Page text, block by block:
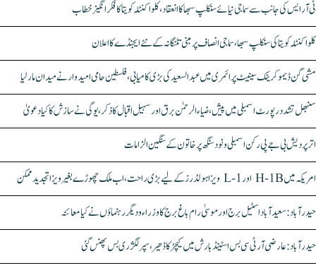
ٹی آر ایس کی جانب سے سماجی نیائے سنکلپ سبھا کا انعقاد، کلواکنٹلہ کویتا کا فکر انگیز خطاب
کلواکنٹلہ کویتا کی سنکلپ سبھا، سماجی انصاف پر مبنی تلنگانہ کے نئے ایجنڈے کا اعلان
مشی گن ڈیموکریٹک سینیٹ پرائمری میں عبدالسعید کی بڑی کامیابی، فلسطین حامی امیدوار نے میدان مار لیا
سنبھل تشدد رپورٹ اسمبلی میں پیش، ضیاء الرحمٰن برق اور سہیل اقبال کا ذکر، یوگی نے سازش کا کیا دعویٰ
اتر پردیش بی جے پی رکن اسمبلی ونود سنگھ پر خاتون کے سنگین الزامات
امریکہ میں H-1B اور L-1 ویزا ہولڈرز کے لیے بڑی راحت، اب ملک چھوڑے بغیر ویزا تجدید ممکن
حیدرآباد: سعیدآباد اسٹیل برج اور موسیٰ رام باغ برج کا وزراء و دیگر رہنماؤں نے کیا معائنہ
حیدرآباد: عارضی آر ٹی سی بس اسٹینڈ بارش میں کیچڑ کا ڈھیر، سپر لگژری بس پھنس گئی